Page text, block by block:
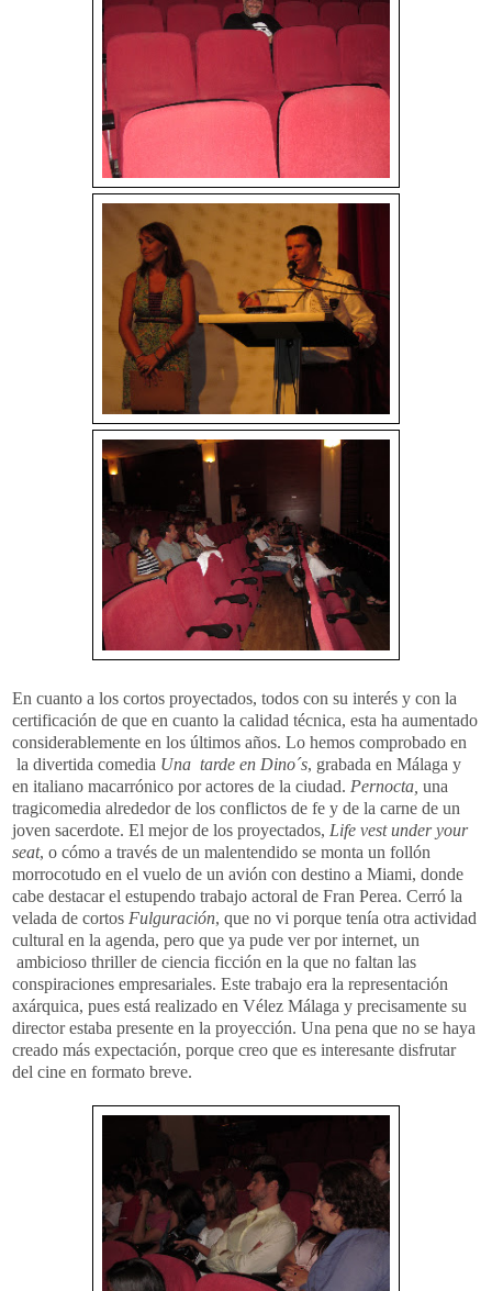
En cuanto a los cortos proyectados, todos con su interés y con la
certificación de que en cuanto la calidad técnica, esta ha aumentado
considerablemente en los últimos años. Lo hemos comprobado en
la divertida comedia Una tarde en Dino´s, grabada en Málaga y
en italiano macarrónico por actores de la ciudad. Pernocta, una
tragicomedia alrededor de los conflictos de fe y de la carne de un
joven sacerdote. El mejor de los proyectados, Life vest under your
seat, o cómo a través de un malentendido se monta un follón
morrocotudo en el vuelo de un avión con destino a Miami, donde
cabe destacar el estupendo trabajo actoral de Fran Perea. Cerró la
velada de cortos Fulguración, que no vi porque tenía otra actividad
cultural en la agenda, pero que ya pude ver por internet, un
ambicioso thriller de ciencia ficción en la que no faltan las
conspiraciones empresariales. Este trabajo era la representación
axárquica, pues está realizado en Vélez Málaga y precisamente su
director estaba presente en la proyección. Una pena que no se haya
creado más expectación, porque creo que es interesante disfrutar
del cine en formato breve.